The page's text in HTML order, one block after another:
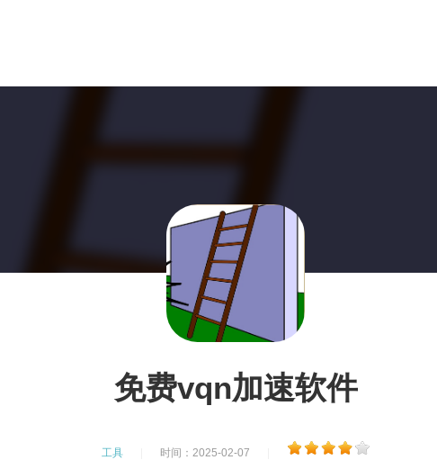
免费vqn加速软件
工具 时间：2025-02-07